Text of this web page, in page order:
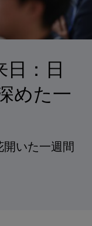
日：日
めた一
いた一週間